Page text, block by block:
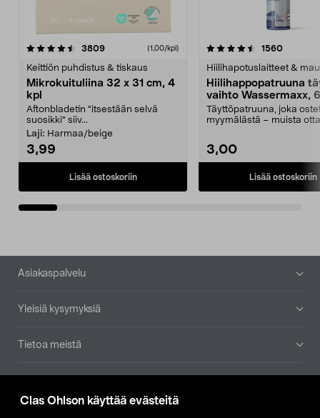
Clas Ohlson käyttää evästeitä
3809arvostelut (1,00/kpl)
Keittiön puhdistus & tiskaus
Mikrokuituliina 32 x 31 cm, 4
kpl
Aftonbladetin "itsestään selvä
suosikki" siiv...
Laji: Harmaa/beige
3,99
Lisää ostoskoriin
4.5viidestä
1560
Hiilihapotuslaitteet &
Hiilihappopatruuna
vaihto Wassermaxx,
Täyttöpatruuna, joka
myymälästä – muista
3,00
Lisää ostoskoriin
4.5viidestä
Alatunniste
Asiakaspalvelu
Yleisiä kysymyksiä
Tietoa meistä